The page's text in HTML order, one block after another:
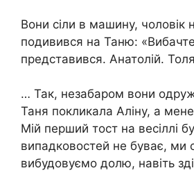
Вони сіли в машину, чоловік
подивився на Таню:
представився. Анатолій.
… Так, незабаром вони
Таня покликала Аліну, а
Мій перший тост на весіллі
випадковостей не буває, ми
вибудовуємо долю, навіть